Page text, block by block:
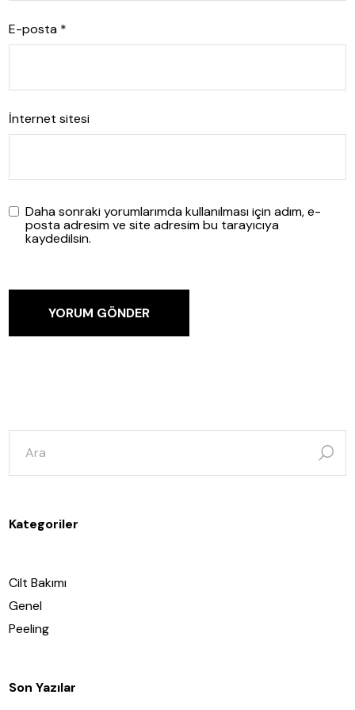
E-posta *
İnternet sitesi
Daha sonraki yorumlarımda kullanılması için adım, e-
posta adresim ve site adresim bu tarayıcıya
kaydedilsin.
YORUM GÖNDER
şunun
ara:
Kategoriler
Cilt Bakımı
Genel
Peeling
Son Yazılar